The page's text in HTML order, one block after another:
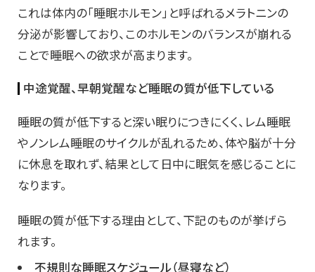
これは体内の「睡眠ホルモン」と呼ばれるメラトニンの
分泌が影響しており、このホルモンのバランスが崩れる
ことで睡眠への欲求が高まります。
中途覚醒、早朝覚醒など睡眠の質が低下している
睡眠の質が低下すると深い眠りにつきにくく、レム睡眠
やノンレム睡眠のサイクルが乱れるため、体や脳が十分
に休息を取れず、結果として日中に眠気を感じることに
なります。
睡眠の質が低下する理由として、下記のものが挙げら
れます。
不規則な睡眠スケジュール（昼寝など）